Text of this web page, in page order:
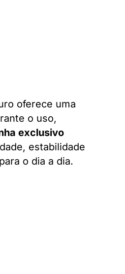
oferece uma
o uso,
exclusivo
estabilidade
o dia a dia.